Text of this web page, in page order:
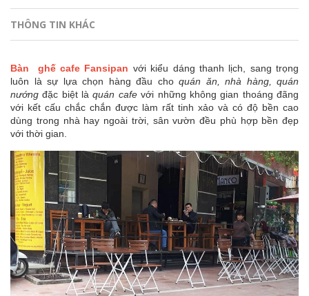
THÔNG TIN KHÁC
Bàn ghế cafe Fansipan với kiểu dáng thanh lịch, sang trọng
luôn là sự lựa chọn hàng đầu cho quán ăn, nhà hàng, quán
nướng đặc biệt là quán cafevới những không gian thoáng đãng
với kết cấu chắc chắn được làm rất tinh xảo và có độ bền cao
dùng trong nhà hay ngoài trời, sân vườn đều phù hợp bền đẹp
với thời gian.